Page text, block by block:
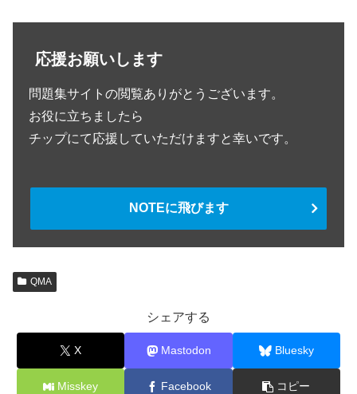
応援お願いします
問題集サイトの閲覧ありがとうございます。
お役に立ちましたら
チップにて応援していただけますと幸いです。
NOTEに飛びます
QMA
シェアする
X Mastodon Bluesky
Misskey Facebook コピー